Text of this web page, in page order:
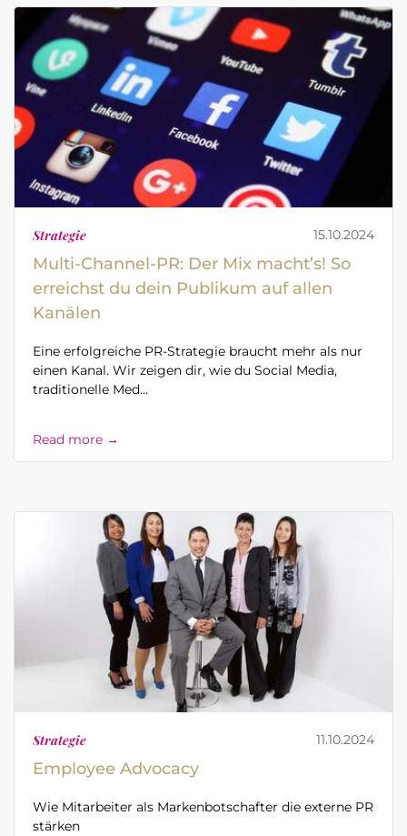
Strategie 15.10.2024
Multi-Channel-PR: Der Mix macht’s! So
erreichst du dein Publikum auf allen
Kanälen
Eine erfolgreiche PR-Strategie braucht mehr als nur
einen Kanal. Wir zeigen dir, wie du Social Media,
traditionelle Med...
Read more →
Strategie 11.10.2024
Employee Advocacy
Wie Mitarbeiter als Markenbotschafter die externe PR
stärken